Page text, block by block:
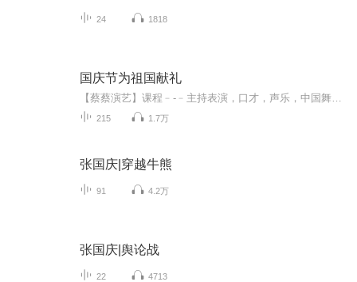
24 1818
国庆节为祖国献礼
215 1.7万
张国庆|穿越牛熊
91 4.2万
张国庆|舆论战
22 4713